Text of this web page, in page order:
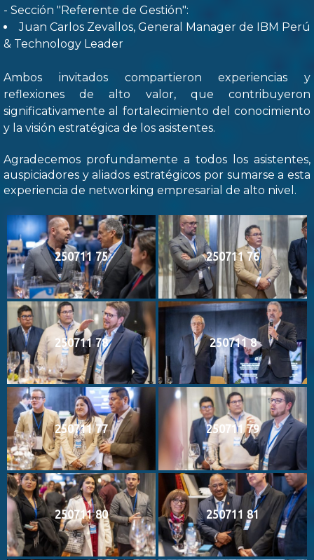
- Sección "Referente de Gestión":
Juan Carlos Zevallos, General Manager de IBM Perú
& Technology Leader
Ambos invitados compartieron experiencias y
reflexiones de alto valor, que contribuyeron
significativamente al fortalecimiento del conocimiento
y la visión estratégica de los asistentes.
Agradecemos profundamente a todos los asistentes,
auspiciadores y aliados estratégicos por sumarse a esta
experiencia de networking empresarial de alto nivel.
250711 75 250711 76
250711 78 250711 8
250711 77 250711 79
250711 80 250711 81